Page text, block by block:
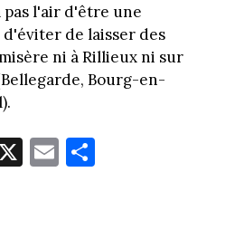
pas l'air d'être une
de laisser des
ni à Rillieux ni sur
Bourg-en-
X E
m
Pa
rt